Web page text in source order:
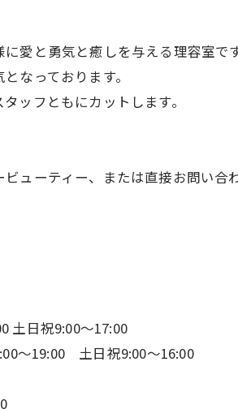
愛と勇気と癒しを与える理容室です
なっております。
ッフともにカットします。
ューティー、または直接お問い合
土日祝9:00〜17:00
〜19:00 土日祝9:00〜16:00